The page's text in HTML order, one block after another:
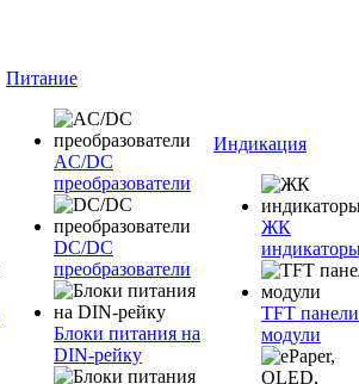
Питание
AC/DC
преобразователи
DC/DC
преобразователи
Блоки питания на
DIN-рейку
Индикация
ЖК
TFT
модули